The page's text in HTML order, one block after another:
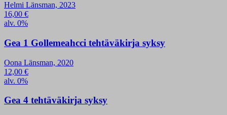
Helmi Länsman, 2023
16,00 €
alv. 0%
Gea 1 Gollemeahcci tehtäväkirja syksy
Oona Länsman, 2020
12,00 €
alv. 0%
Gea 4 tehtäväkirja syksy